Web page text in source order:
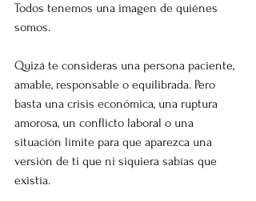
Todos tenemos una imagen de quiénes
somos.
Quizá te consideras una persona paciente,
amable, responsable o equilibrada. Pero
basta una crisis económica, una ruptura
amorosa, un conflicto laboral o una
situación límite para que aparezca una
versión de ti que ni siquiera sabías que
existía.